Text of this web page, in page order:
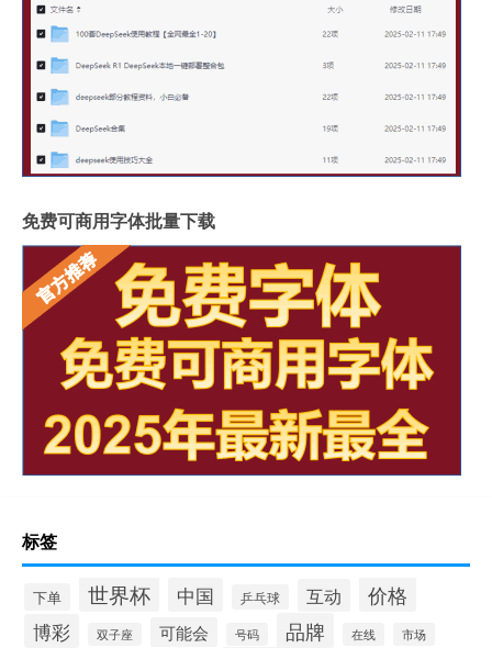
免费可商用字体批量下载
标签
下单 世界杯 中国 乒乓球 互动 价格
博彩 双子座 可能会 号码 品牌 在线 市场